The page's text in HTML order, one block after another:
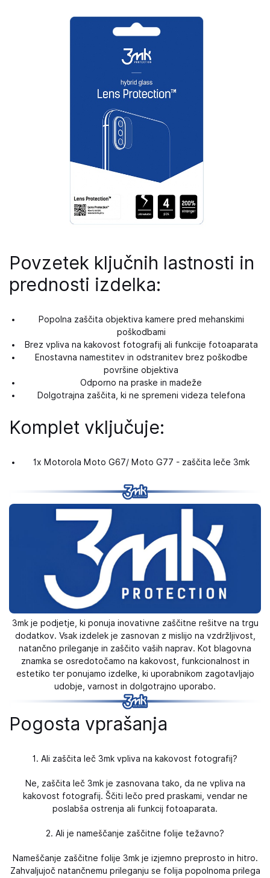
Povzetek ključnih lastnosti in
prednosti izdelka:
Popolna zaščita objektiva kamere pred mehanskimi
poškodbami
Brez vpliva na kakovost fotografij ali funkcije fotoaparata
Enostavna namestitev in odstranitev brez poškodbe
površine objektiva
Odporno na praske in madeže
Dolgotrajna zaščita, ki ne spremeni videza telefona
Komplet vključuje:
1x Motorola Moto G67/ Moto G77 - zaščita leče 3mk
3mk je podjetje, ki ponuja inovativne zaščitne rešitve na trgu
dodatkov. Vsak izdelek je zasnovan z mislijo na vzdržljivost,
natančno prileganje in zaščito vaših naprav. Kot blagovna
znamka se osredotočamo na kakovost, funkcionalnost in
estetiko ter ponujamo izdelke, ki uporabnikom zagotavljajo
udobje, varnost in dolgotrajno uporabo.
Pogosta vprašanja
1. Ali zaščita leč 3mk vpliva na kakovost fotografij?
Ne, zaščita leč 3mk je zasnovana tako, da ne vpliva na
kakovost fotografij. Ščiti lečo pred praskami, vendar ne
poslabša ostrenja ali funkcij fotoaparata.
2. Ali je nameščanje zaščitne folije težavno?
Nameščanje zaščitne folije 3mk je izjemno preprosto in hitro.
Zahvaljujoč natančnemu prileganju se folija popolnoma prilega